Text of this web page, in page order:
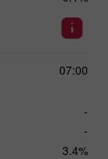
07:00
-
-
3.4%